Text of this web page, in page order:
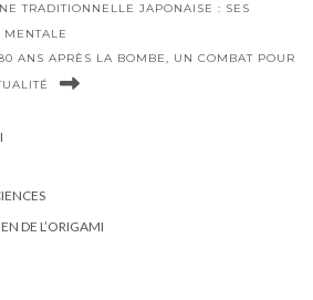
TRADITIONNELLE JAPONAISE : SES
MENTALE
ANS APRÈS LA BOMBE, UN COMBAT POUR
DE L’ORIGAMI